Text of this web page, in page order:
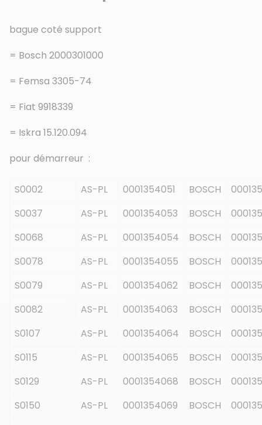
bague coté support
= Bosch 2000301000
= Femsa 3305-74
= Fiat 9918339
= Iskra 15.120.094
pour démarreur :
S0002 AS-PL 0001354051 BOSCH
S0037
AS-PL 0001354053 BOSCH
S0068
AS-PL 0001354054 BOSCH
S0078
AS-PL 0001354055 BOSCH
S0079
AS-PL 0001354062 BOSCH
S0082
AS-PL 0001354063 BOSCH
S0107
AS-PL 0001354064 BOSCH
S0115
AS-PL 0001354065 BOSCH
S0129
AS-PL 0001354068 BOSCH
S0150
AS-PL 0001354069 BOSCH